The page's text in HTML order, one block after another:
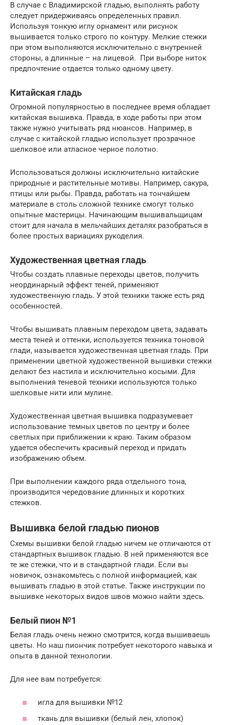
В случае с Владимирской гладью, выполнять работу
следует придерживаясь определенных правил.
Используя тонкую иглу орнамент или рисунок
вышивается только строго по контуру. Мелкие стежки
при этом выполняются исключительно с внутренней
стороны, а длинные – на лицевой. При выборе ниток
предпочтение отдается только одному цвету.
Китайская гладь
Огромной популярностью в последнее время обладает
китайская вышивка. Правда, в ходе работы при этом
также нужно учитывать ряд нюансов. Например, в
случае с китайской гладью использует прозрачное
шелковое или атласное черное полотно.
Использоваться должны исключительно китайские
природные и растительные мотивы. Например, сакура,
птицы или рыбы. Правда, работать на тончайшем
материале в столь сложной технике смогут только
опытные мастерицы. Начинающим вышивальщицам
стоит для начала в мельчайших деталях разобраться в
более простых вариациях рукоделия.
Художественная цветная гладь
Чтобы создать плавные переходы цветов, получить
неординарный эффект теней, применяют
художественную гладь. У этой техники также есть ряд
особенностей.
Чтобы вышивать плавным переходом цвета, задавать
места теней и оттенки, используется техника тоновой
глади, называется художественная цветная гладь. При
применении цветной художественной вышивки стежки
делают без настила и исключительно косыми. Для
выполнения теневой техники используются только
шелковые нити или мулине.
Художественная цветная вышивка подразумевает
использование темных цветов по центру и более
светлых при приближении к краю. Таким образом
удается обеспечить красивый переход и придать
изображению объем.
При выполнении каждого ряда отдельного тона,
производится чередование длинных и коротких
стежков.
Вышивка белой гладью пионов
Схемы вышивки белой гладью ничем не отличаются от
стандартных вышивок гладью. В ней применяются все
те же стежки, что и в стандартной глади. Если вы
новичок, ознакомьтесь с полной информацией, как
вышивать гладью в этой статье. Также инструкции по
вышивке некоторых видов швов можно найти здесь.
Белый пион №1
Белая гладь очень нежно смотрится, когда вышиваешь
цветы. Но наш пиончик потребует некоторого навыка и
опыта в данной технологии.
Для нее вам потребуется:
игла для вышивки №12
ткань для вышивки (белый лен, хлопок)